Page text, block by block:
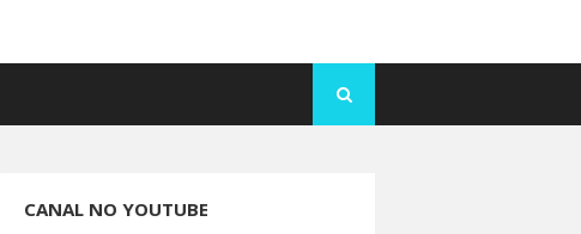
CANAL NO YOUTUBE